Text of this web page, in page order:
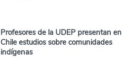
Profesores de la UDEP presentan en
Chile estudios sobre comunidades
indígenas